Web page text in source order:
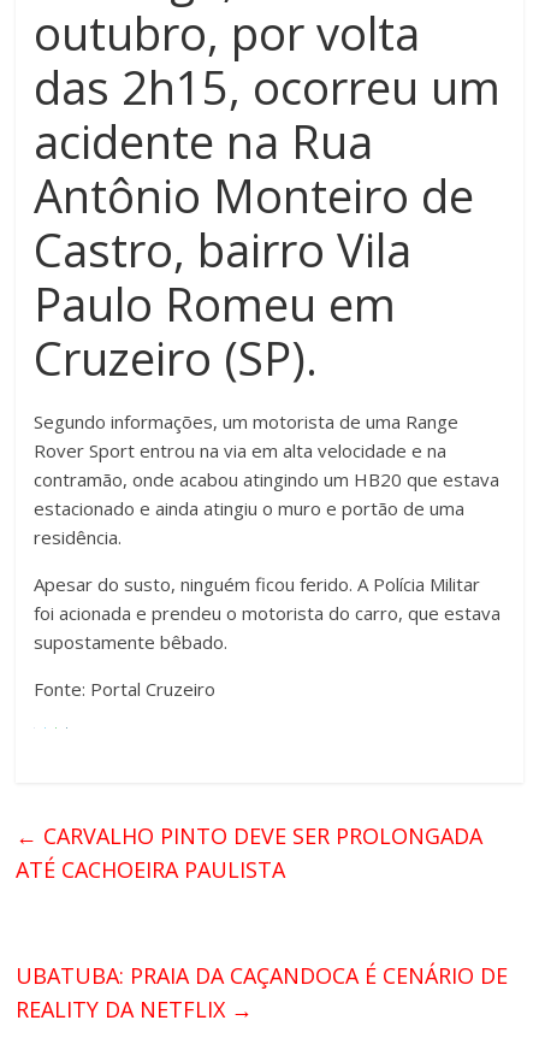
outubro, por volta
das 2h15, ocorreu um
acidente na Rua
Antônio Monteiro de
Castro, bairro Vila
Paulo Romeu em
Cruzeiro (SP).
Segundo informações, um motorista de uma Range
Rover Sport entrou na via em alta velocidade e na
contramão, onde acabou atingindo um HB20 que estava
estacionado e ainda atingiu o muro e portão de uma
residência.
Apesar do susto, ninguém ficou ferido. A Polícia Militar
foi acionada e prendeu o motorista do carro, que estava
supostamente bêbado.
Fonte: Portal Cruzeiro
← CARVALHO PINTO DEVE SER PROLONGADA
ATÉ CACHOEIRA PAULISTA
UBATUBA: PRAIA DA CAÇANDOCA É CENÁRIO DE
REALITY DA NETFLIX →